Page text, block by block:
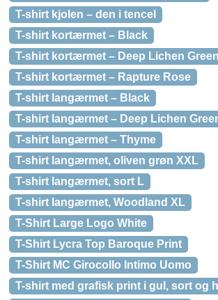
T-shirt kjolen – den i tencel
T-shirt kortærmet – Black
T-shirt kortærmet – Deep Lichen Green
T-shirt kortærmet – Rapture Rose
T-shirt langærmet – Black
T-shirt langærmet – Deep Lichen
T-shirt langærmet – Thyme
T-shirt langærmet, oliven grøn XXL
T-shirt langærmet, sort L
T-shirt langærmet, Woodland XL
T-Shirt Large Logo White
T-Shirt Lycra Top Baroque Print
T-Shirt MC Girocollo Intimo Uomo
T-shirt med grafisk print i gul, sort og